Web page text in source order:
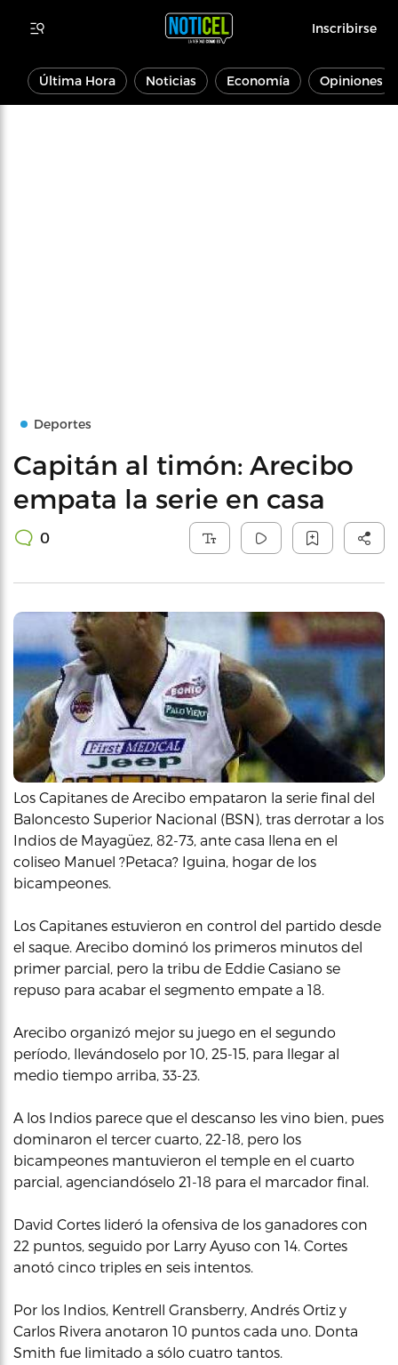
Inscribirse
Última Hora Noticias Economía Opiniones
Deportes
Capitán al timón: Arecibo
empata la serie en casa
0
Los Capitanes de Arecibo empataron la serie final del
Baloncesto Superior Nacional (BSN), tras derrotar a los
Indios de Mayagüez, 82-73, ante casa llena en el
coliseo Manuel ?Petaca? Iguina, hogar de los
bicampeones.
Los Capitanes estuvieron en control del partido desde
el saque. Arecibo dominó los primeros minutos del
primer parcial, pero la tribu de Eddie Casiano se
repuso para acabar el segmento empate a 18.
Arecibo organizó mejor su juego en el segundo
período, llevándoselo por 10, 25-15, para llegar al
medio tiempo arriba, 33-23.
A los Indios parece que el descanso les vino bien, pues
dominaron el tercer cuarto, 22-18, pero los
bicampeones mantuvieron el temple en el cuarto
parcial, agenciandóselo 21-18 para el marcador final.
David Cortes lideró la ofensiva de los ganadores con
22 puntos, seguido por Larry Ayuso con 14. Cortes
anotó cinco triples en seis intentos.
Por los Indios, Kentrell Gransberry, Andrés Ortiz y
Carlos Rivera anotaron 10 puntos cada uno. Donta
Smith fue limitado a sólo cuatro tantos.